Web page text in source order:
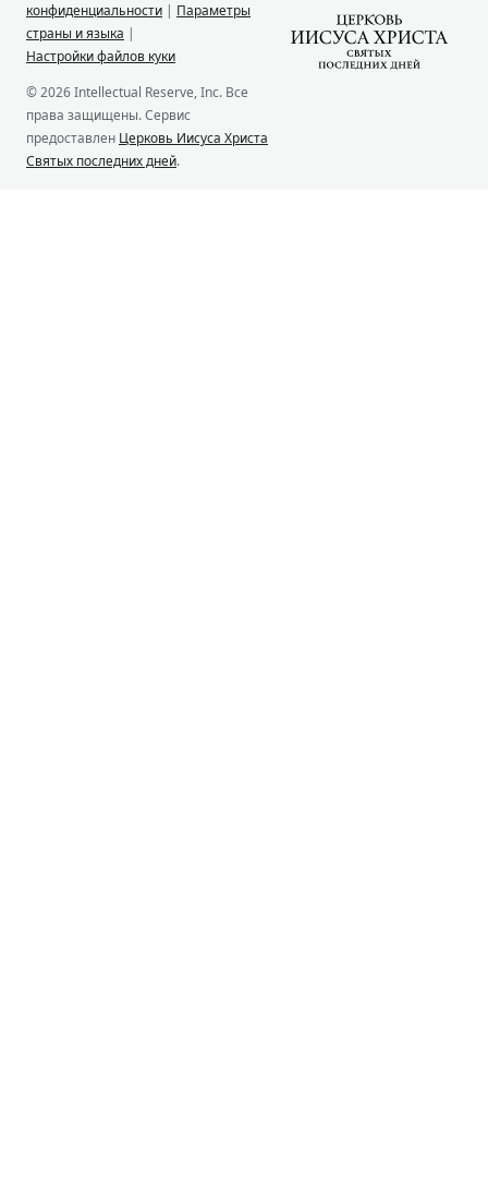
конфиденциальности | Параметры
страны и языка |
Настройки файлов куки
© 2026 Intellectual Reserve, Inc. Все
права защищены. Сервис
предоставлен Церковь Иисуса Христа
Святых последних дней.